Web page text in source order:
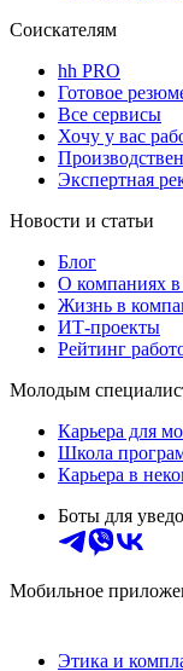
Соискателям
hh PRO
Готовое
Все сервисы
Хочу у вас
Экспертная
Новости и статьи
Блог
О компаниях
Жизнь в
ИТ-проекты
Рейтинг
Молодым
Карьера для
Школа
Карьера в
Боты для
Мобильное
Этика и